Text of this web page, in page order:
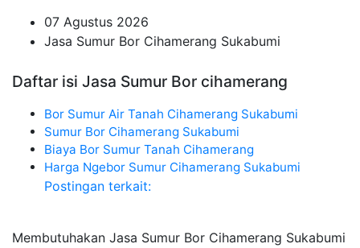
07 Agustus 2026
Jasa Sumur Bor Cihamerang Sukabumi
Daftar isi Jasa Sumur Bor cihamerang
Bor Sumur Air Tanah Cihamerang Sukabumi
Sumur Bor Cihamerang Sukabumi
Biaya Bor Sumur Tanah Cihamerang
Harga Ngebor Sumur Cihamerang Sukabumi
Postingan terkait:
Membutuhakan Jasa Sumur Bor Cihamerang Sukabumi